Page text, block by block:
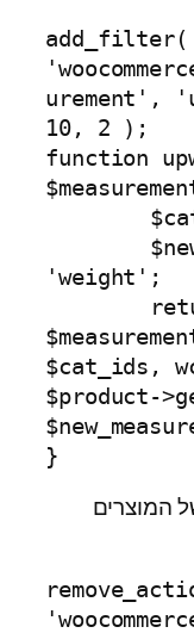
add_filter(
urement',
10, 2 );
function
'weight';
$cat_ids,
$product-
}
המוצרים